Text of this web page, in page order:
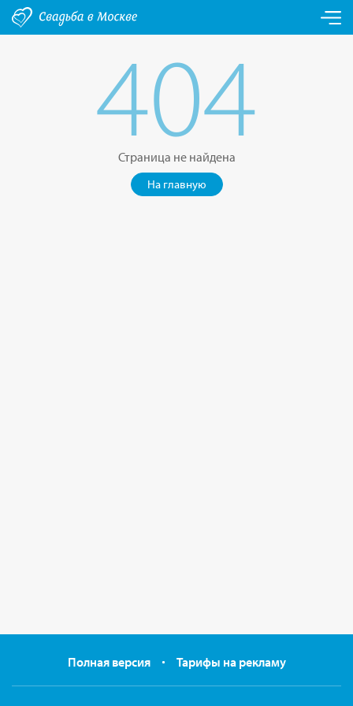
404
Страница не найдена
На главную
Полная версия Тарифы на рекламу